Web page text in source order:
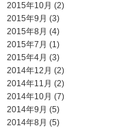
2015年10月 (2)
2015年9月 (3)
2015年8月 (4)
2015年7月 (1)
2015年4月 (3)
2014年12月 (2)
2014年11月 (2)
2014年10月 (7)
2014年9月 (5)
2014年8月 (5)